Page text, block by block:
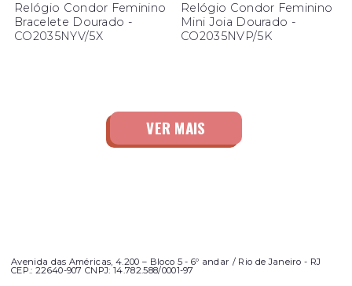
Relógio Condor Feminino
Bracelete Dourado -
CO2035NYV/5X
Relógio Condor Feminino
Mini Joia Dourado -
CO2035NVP/5K
Avenida das Américas, 4.200 – Bloco 5 - 6º andar / Rio de Janeiro - RJ
CEP.: 22640-907 CNPJ: 14.782.588/0001-97